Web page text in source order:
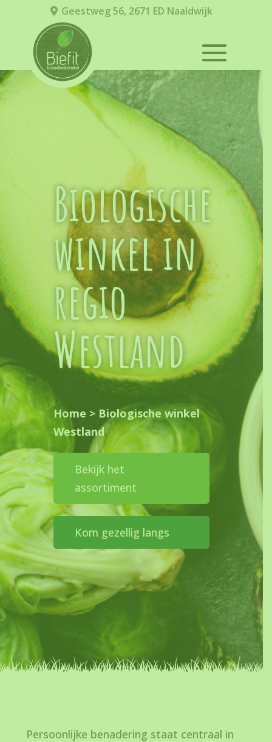
Geestweg 56, 2671 ED Naaldwijk
Biologische
winkel in
regio
Westland
Home > Biologische winkel
Westland
Bekijk het
assortiment
Kom gezellig langs
Persoonlijke benadering staat centraal in